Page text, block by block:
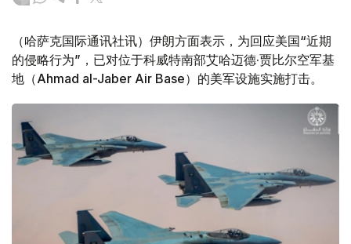
（哈萨克国际通讯社讯）伊朗方面表示，为回应美国“近期
的侵略行为”，已对位于科威特南部艾哈迈德·贾比尔空军基
地（Ahmad al-Jaber Air Base）的美军设施实施打击。